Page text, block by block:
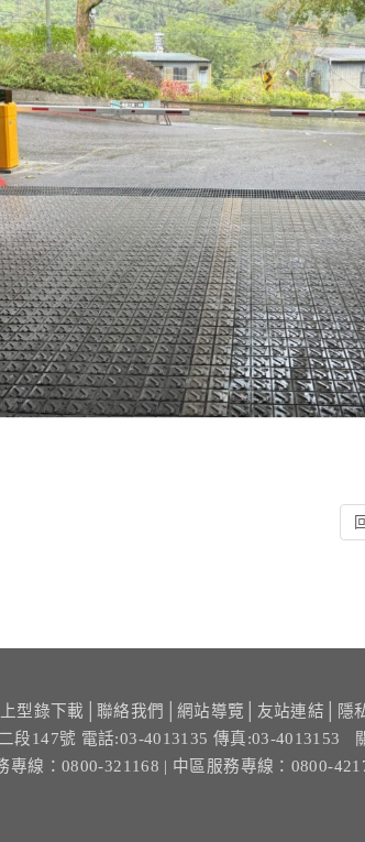
型錄下載 │聯絡我們 網站導覽 友站連結 隱
段147號 電話:03-4013135 傳真:03-4013153
專線：0800-321168 | 中區服務專線：0800-